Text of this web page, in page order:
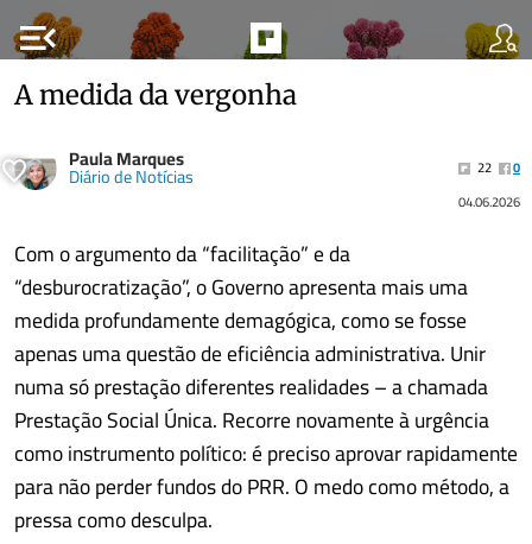
menu_open
A medida da vergonha
Paula Marques
Diário de Notícias 22
0
04.06.2026
Com o argumento da “facilitação” e da
“desburocratização”, o Governo apresenta mais uma
medida profundamente demagógica, como se fosse
apenas uma questão de eficiência administrativa. Unir
numa só prestação diferentes realidades – a chamada
Prestação Social Única. Recorre novamente à urgência
como instrumento político: é preciso aprovar rapidamente
para não perder fundos do PRR. O medo como método, a
pressa como desculpa.